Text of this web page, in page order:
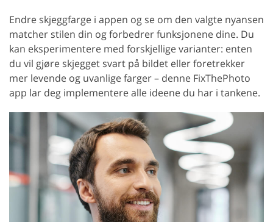
Endre skjeggfarge i appen og se om den valgte nyansen
matcher stilen din og forbedrer funksjonene dine. Du
kan eksperimentere med forskjellige varianter: enten
du vil gjøre skjegget svart på bildet eller foretrekker
mer levende og uvanlige farger – denne FixThePhoto
app lar deg implementere alle ideene du har i tankene.